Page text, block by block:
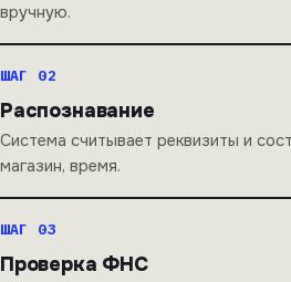
вручную.
ШАГ 02
Распознавание
Система считывает реквизиты и
магазин, время.
ШАГ 03
Проверка ФНС